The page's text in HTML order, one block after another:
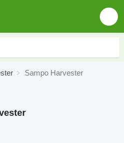
Sampo Harvester